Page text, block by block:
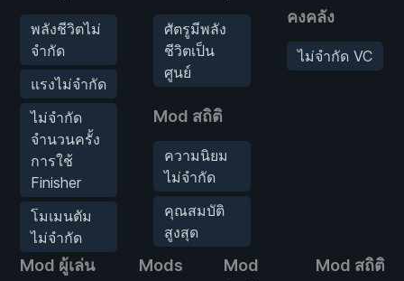
พลังชีวิตไม่
จำกัด
แรงไม่จำกัด
ไม่จำกัด
จำนวนครั้ง
การใช้
Finisher
โมเมนตัม
ไม่จำกัด
ศัตรูมีพลัง
ชีวิตเป็น
ศูนย์
Mod สถิติ
ความนิยม
ไม่จำกัด
คุณสมบัติ
สูงสุด
คงคลัง
ไม่จำกัด VC
Mod ผู้เล่น
Mods
Mod
Mod สถิติ